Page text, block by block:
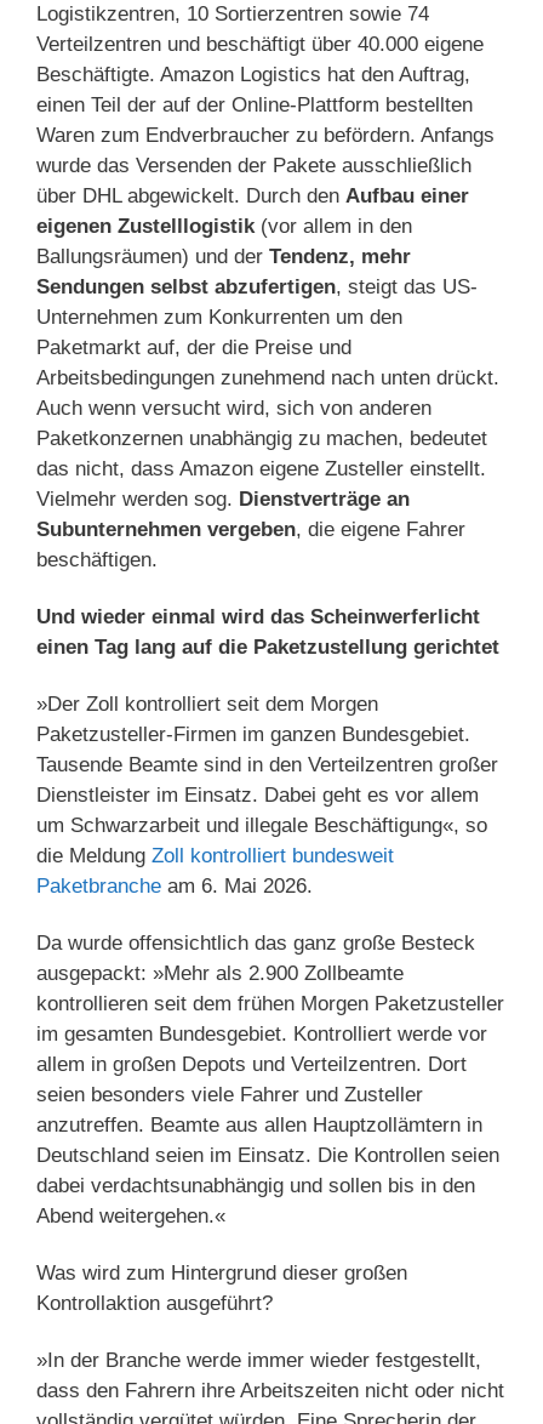
Logistikzentren, 10 Sortierzentren sowie 74
Verteilzentren und beschäftigt über 40.000 eigene
Beschäftigte. Amazon Logistics hat den Auftrag,
einen Teil der auf der Online-Plattform bestellten
Waren zum Endverbraucher zu befördern. Anfangs
wurde das Versenden der Pakete ausschließlich
über DHL abgewickelt. Durch den Aufbau einer
eigenen Zustelllogistik (vor allem in den
Ballungsräumen) und der Tendenz, mehr
Sendungen selbst abzufertigen, steigt das US-
Unternehmen zum Konkurrenten um den
Paketmarkt auf, der die Preise und
Arbeitsbedingungen zunehmend nach unten drückt.
Auch wenn versucht wird, sich von anderen
Paketkonzernen unabhängig zu machen, bedeutet
das nicht, dass Amazon eigene Zusteller einstellt.
Vielmehr werden sog. Dienstverträge an
Subunternehmen vergeben, die eigene Fahrer
beschäftigen.
Und wieder einmal wird das Scheinwerferlicht
einen Tag lang auf die Paketzustellung gerichtet
»Der Zoll kontrolliert seit dem Morgen
Paketzusteller-Firmen im ganzen Bundesgebiet.
Tausende Beamte sind in den Verteilzentren großer
Dienstleister im Einsatz. Dabei geht es vor allem
um Schwarzarbeit und illegale Beschäftigung«, so
die Meldung Zoll kontrolliert bundesweit
Paketbranche am 6. Mai 2026.
Da wurde offensichtlich das ganz große Besteck
ausgepackt: »Mehr als 2.900 Zollbeamte
kontrollieren seit dem frühen Morgen Paketzusteller
im gesamten Bundesgebiet. Kontrolliert werde vor
allem in großen Depots und Verteilzentren. Dort
seien besonders viele Fahrer und Zusteller
anzutreffen. Beamte aus allen Hauptzollämtern in
Deutschland seien im Einsatz. Die Kontrollen seien
dabei verdachtsunabhängig und sollen bis in den
Abend weitergehen.«
Was wird zum Hintergrund dieser großen
Kontrollaktion ausgeführt?
»In der Branche werde immer wieder festgestellt,
dass den Fahrern ihre Arbeitszeiten nicht oder nicht